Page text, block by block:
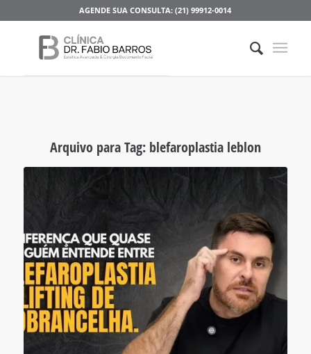
AGENDE SUA CONSULTA: (21) 99912-0014
Arquivo para Tag: blefaroplastia leblon